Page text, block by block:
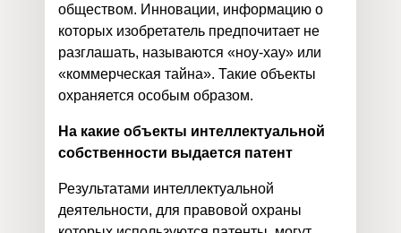
обществом. Инновации, информацию о
которых изобретатель предпочитает не
разглашать, называются «ноу-хау» или
«коммерческая тайна». Такие объекты
охраняется особым образом.
На какие объекты интеллектуальной
собственности выдается патент
Результатами интеллектуальной
деятельности, для правовой охраны